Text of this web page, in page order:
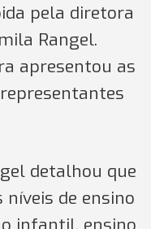
pela diretora
Rangel.
apresentou as
detalhou que
níveis de ensino